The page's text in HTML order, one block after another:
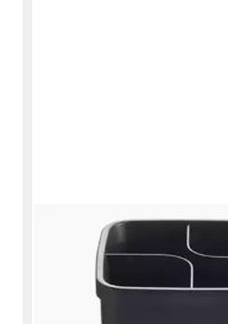
TUPPERWARE
Servierschale
Aufbewahrungbox für
Küchenhelfer schwarz